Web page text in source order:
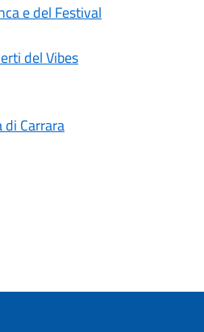
e del Festival
del Vibes
Carrara